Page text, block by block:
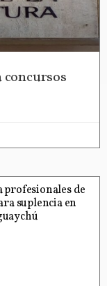
concursos
profesionales de
suplencia en